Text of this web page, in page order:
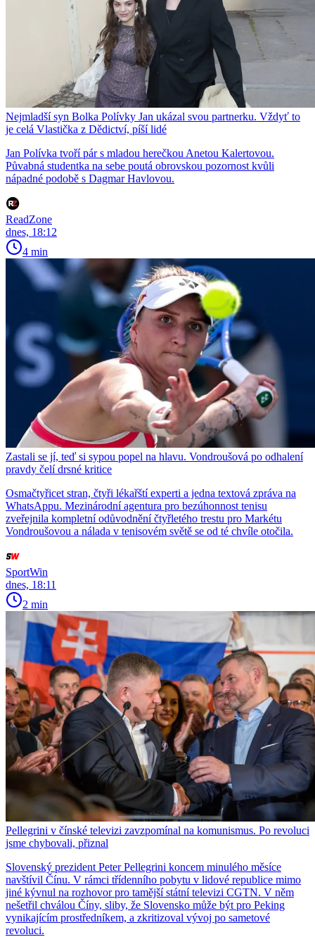
Nejmladší syn Bolka Polívky Jan ukázal svou partnerku. Vždyť to
je celá Vlastička z Dědictví, píší lidé
Jan Polívka tvoří pár s mladou herečkou Anetou Kalertovou.
Půvabná studentka na sebe poutá obrovskou pozornost kvůli
nápadné podobě s Dagmar Havlovou.
ReadZone
dnes, 18:12
4 min
Zastali se jí, teď si sypou popel na hlavu. Vondroušová po odhalení
pravdy čelí drsné kritice
Osmačtyřicet stran, čtyři lékařští experti a jedna textová zpráva na
WhatsAppu. Mezinárodní agentura pro bezúhonnost tenisu
zveřejnila kompletní odůvodnění čtyřletého trestu pro Markétu
Vondroušovou a nálada v tenisovém světě se od té chvíle otočila.
SportWin
dnes, 18:11
2 min
Pellegrini v čínské televizi zavzpomínal na komunismus. Po revoluci
jsme chybovali, přiznal
Slovenský prezident Peter Pellegrini koncem minulého měsíce
navštívil Čínu. V rámci třídenního pobytu v lidové republice mimo
jiné kývnul na rozhovor pro tamější státní televizi CGTN. V něm
nešetřil chválou Číny, sliby, že Slovensko může být pro Peking
vynikajícím prostředníkem, a zkritizoval vývoj po sametové
revoluci.